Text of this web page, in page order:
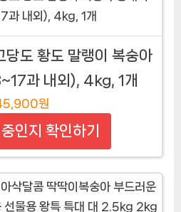
당도 황도 말랭이 복숭아
과 내외), 4kg, 1개
원
인지 확인하기